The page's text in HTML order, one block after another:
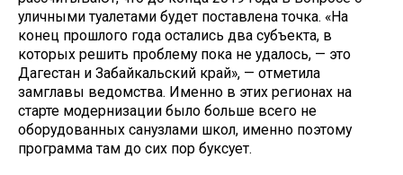
уличными туалетами будет поставлена точка. «На
конец прошлого года остались два субъекта, в
которых решить проблему пока не удалось, — это
Дагестан и Забайкальский край», — отметила
замглавы ведомства. Именно в этих регионах на
старте модернизации было больше всего не
оборудованных санузлами школ, именно поэтому
программа там до сих пор буксует.